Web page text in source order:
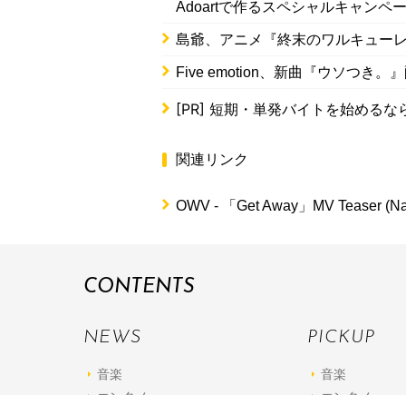
Adoartで作るスペシャルキャンペ
島爺、アニメ『終末のワルキュー
Five emotion、新曲『ウソつき。
[PR] 短期・単発バイトを始めるな
関連リンク
OWV - 「Get Away」MV Teaser
CONTENTS
NEWS
音楽
PICKUP
音楽